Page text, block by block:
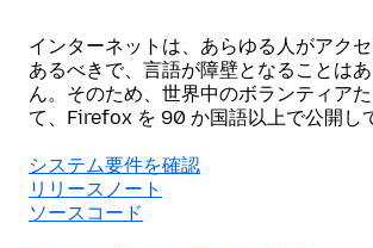
インターネットは、あらゆる人がアク
あるべきで、言語が障壁となることは
ん。そのため、世界中のボランティア
て、Firefox を 90 か国語以上で公開し
システム要件を確認
リリースノート
ソースコード